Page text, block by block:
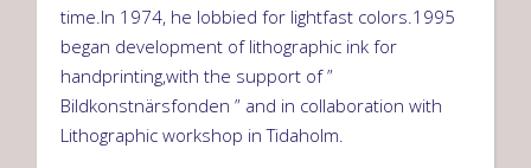
time.In 1974, he lobbied for lightfast colors.1995
began development of lithographic ink for
handprinting,with the support of ”
Bildkonstnärsfonden ” and in collaboration with
Lithographic workshop in Tidaholm.